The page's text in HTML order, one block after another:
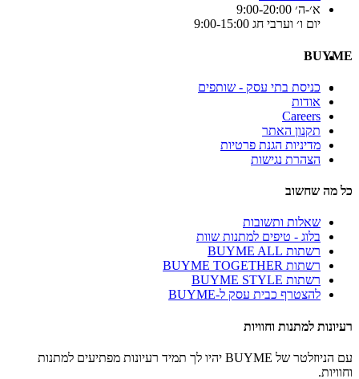
א׳-ה׳ 9:00-20:00
יום ו׳ וערבי חג 9:00-15:00
BUYME
כניסת בתי עסק - שותפים
אודות
Careers
תקנון האתר
מדיניות הגנת פרטיות
הצהרת נגישות
כל מה שחשוב
שאלות ותשובות
בלוג - טיפים למתנות שוות
רשתות BUYME ALL
רשתות BUYME TOGETHER
רשתות BUYME STYLE
להצטרף כבית עסק ל-BUYME
רעיונות למתנות וחוויות
עם הניוזלטר של BUYME יהיו לך תמיד רעיונות מפתיעים למתנות
וחוויות.